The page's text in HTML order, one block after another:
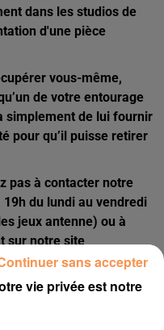
dans les studios de
d'une pièce
vous-même,
de votre entourage
simplement de lui fournir
pour qu’il puisse retirer
pas à contacter notre
du lundi au vendredi
jeux antenne) ou à
sur notre site
dans les plus brefs
vie privée est notre
sans accepter